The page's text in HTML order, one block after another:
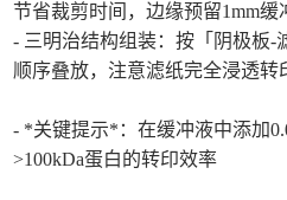
节省裁剪时间，边缘预留1mm缓
- 三明治结构组装：按「阴极板-
顺序叠放，注意滤纸完全浸透转
- *关键提示*：在缓冲液中添加
>100kDa蛋白的转印效率